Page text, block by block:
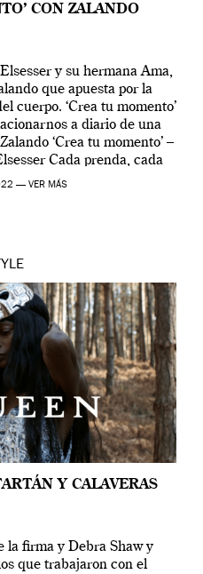
CON ZALANDO
y su hermana Ama,
que apuesta por la
cuerpo. ‘Crea tu momento’
a diario de una
‘Crea tu momento’ –
Cada prenda, cada
caracteriza […]
— VER MÁS
Y CALAVERAS
la firma y Debra Shaw y
que trabajaron con el